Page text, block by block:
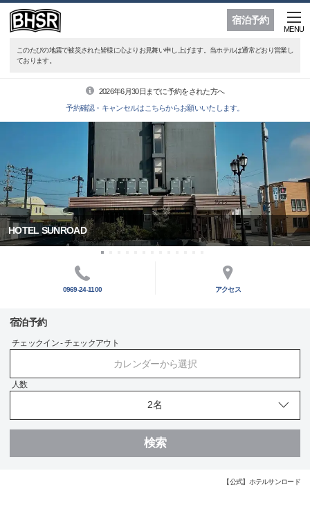
宿泊予約
MENU
このたびの地震で被災された皆様に心よりお見舞い申し上げます。当ホテルは通常どおり営業し
ております。
2026年6月30日までに予約をされた方へ
予約確認・キャンセルはこちらからお願いいたします。
HOTEL SUNROAD
0969-24-1100 アクセス
宿泊予約
チェックイン - チェックアウト
カレンダーから選択
人数
検索
【公式】ホテルサンロード